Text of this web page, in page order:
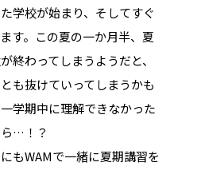
学校が始まり、そしてすぐ
す。この夏の一か月半、夏
終わってしまうようだと、
も抜けていってしまうかも
学期中に理解できなかった
…！？
もWAMで一緒に夏期講習を